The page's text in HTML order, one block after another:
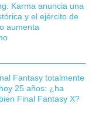
Karma anuncia una
y el ejército de
aumenta
Fantasy totalmente
25 años: ¿ha
Final Fantasy X?